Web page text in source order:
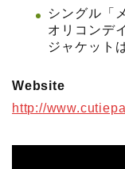
シングル「
オリコンデ
ジャケット
Website
http://